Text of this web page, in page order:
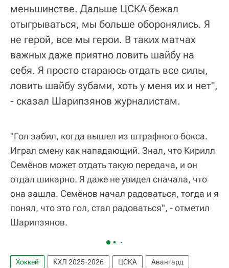
меньшинстве. Дальше ЦСКА бежал
отыгрываться, мы больше оборонялись. Я
не герой, все мы герои. В таких матчах
важных даже приятно ловить шайбу на
себя. Я просто стараюсь отдать все силы,
ловить шайбу зубами, хоть у меня их и нет",
- сказал Шарипзянов журналистам.
"Гол забил, когда вышел из штрафного бокса.
Играл смену как нападающий. Знал, что Кирилл
Семёнов может отдать такую передача, и он
отдал шикарно. Я даже не увидел сначала, что
она зашла. Семёнов начал радоваться, тогда и я
понял, что это гол, стал радоваться", - отметил
Шарипзянов.
Хоккей КХЛ 2025-2026 ЦСКА
Авангард